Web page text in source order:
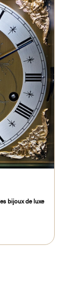
bijoux de luxe